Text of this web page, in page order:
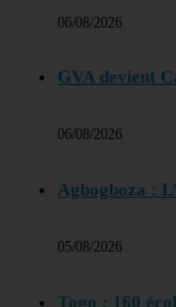
06/08/2026
GVA devient
06/08/2026
Agbogboza :
05/08/2026
Togo : 160